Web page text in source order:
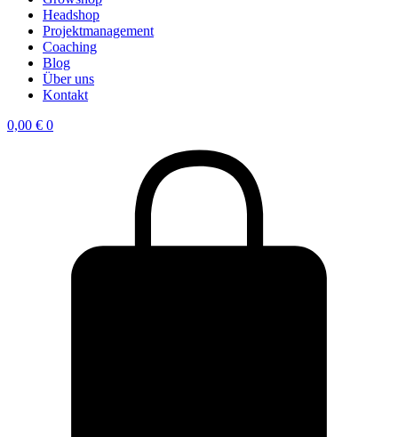
Headshop
Projektmanagement
Coaching
Blog
Über uns
Kontakt
0,00 € 0